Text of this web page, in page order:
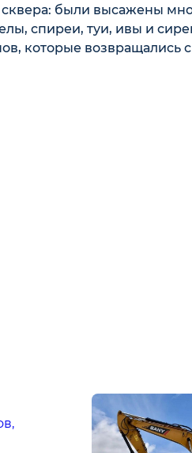
были высажены
спиреи, туи, ивы и
которые возвращались